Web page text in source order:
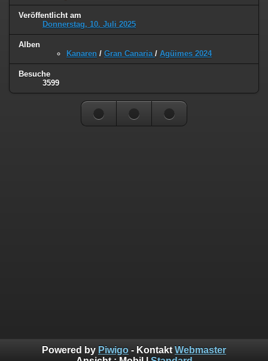
Veröffentlicht am
Donnerstag, 10. Juli 2025
Alben
Kanaren / Gran Canaria / Agüimes 2024
Besuche
3599
Powered by Piwigo - Kontakt Webmaster